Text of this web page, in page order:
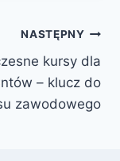
NASTĘPNY
kursy dla
– klucz do
zawodowego